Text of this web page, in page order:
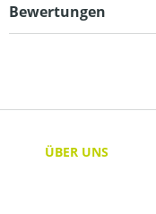
Bewertungen
ÜBER UNS